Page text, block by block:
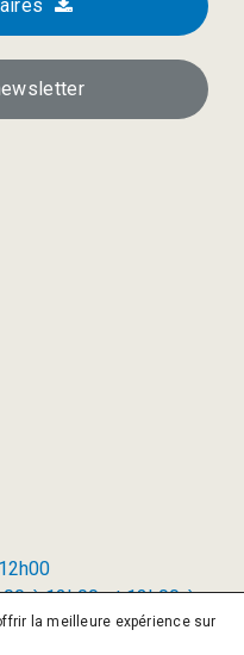
à 12h00 et 13h00 à
la meilleure expérience sur